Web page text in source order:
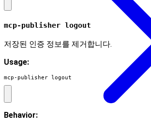
mcp-publisher logout
저장된 인증 정보를 제거합니다.
Usage:
mcp-publisher logout
Behavior: